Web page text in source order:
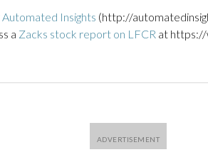
Automated Insights (http://
a Zacks stock report on LFCR at https://